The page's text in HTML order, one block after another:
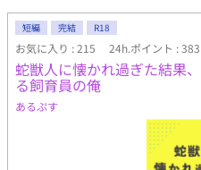
て…… 【嫌われ者の執着溺愛な
ア兎オメガ】のハイテンション
で毎日2回更新します。（14話
には「★」つけています。 ※オ
す。 ※作中に蛇の飼育・生態に
まで異世界に生息する蛇という
管理についてはヒーターが存在
現代では専用ヒーターで快適な
短編 完結 R18
お気に入り : 215 24h.ポイント : 383
蛇獣人に懐かれ過ぎた結果
る飼育員の俺
あるぷす